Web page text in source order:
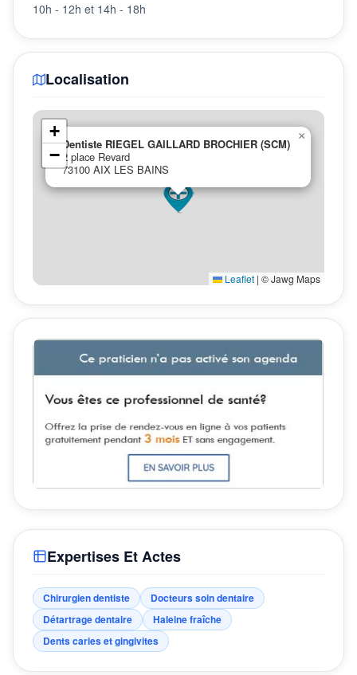
Expertises Et Actes
Chirurgien dentiste
Docteurs soin dentaire
Détartrage dentaire
Haleine fraîche
Dents caries et gingivites
10h - 12h et 14h - 18h
Localisation
Dentiste RIEGEL GAILLARD BROCHIER (SCM)
2 place Revard
73100 AIX LES BAINS
×
+
−
Leaflet | © Jawg Maps